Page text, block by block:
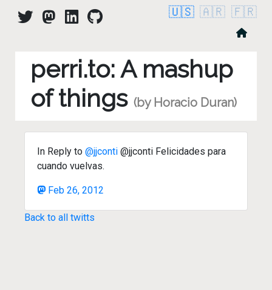
🇺🇸 🇦🇷 🇫🇷
perri.to: A mashup
of things (by Horacio Duran)
In Reply to @jjconti @jjconti Felicidades para
cuando vuelvas.
Feb 26, 2012
Back to all twitts